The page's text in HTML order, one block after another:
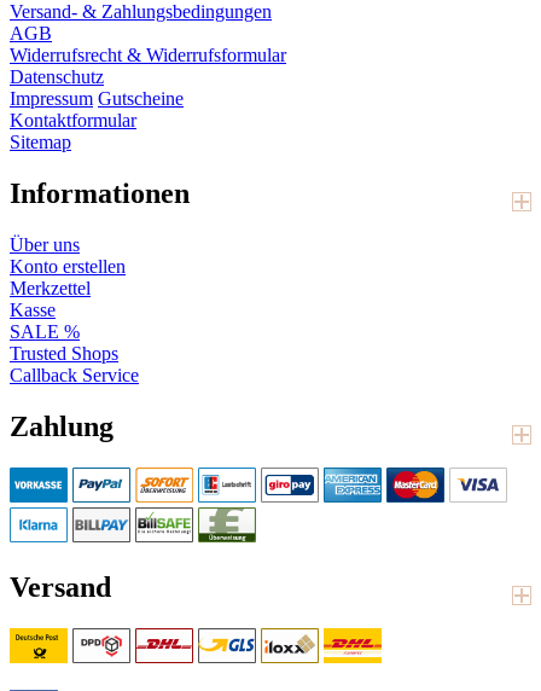
Versand- & Zahlungsbedingungen
AGB
Widerrufsrecht & Widerrufsformular
Datenschutz
Impressum Gutscheine
Kontaktformular
Sitemap
Informationen
Über uns
Konto erstellen
Merkzettel
Kasse
SALE %
Trusted Shops
Callback Service
Zahlung
Versand